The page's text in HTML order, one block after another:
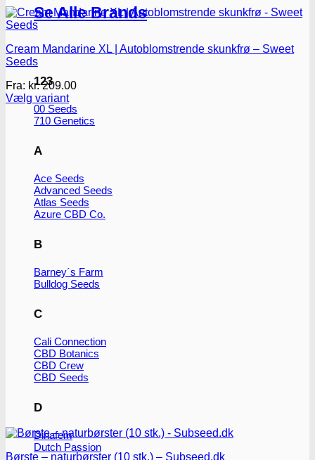
Se Alle Brands
123
00 Seeds
710 Genetics
A
Ace Seeds
Advanced Seeds
Atlas Seeds
Azure CBD Co.
B
Barney´s Farm
Bulldog Seeds
C
Cali Connection
CBD Botanics
CBD Crew
CBD Seeds
D
Dinafem
Dutch Passion
Cream Mandarine XL | Autoblomstrende skunkfrø – Sweet
Seeds
Fra: kr.209.00
Vælg variant
Mulighederne
vælges
Børste – naturbørster (10 stk.) – Subseed.dk